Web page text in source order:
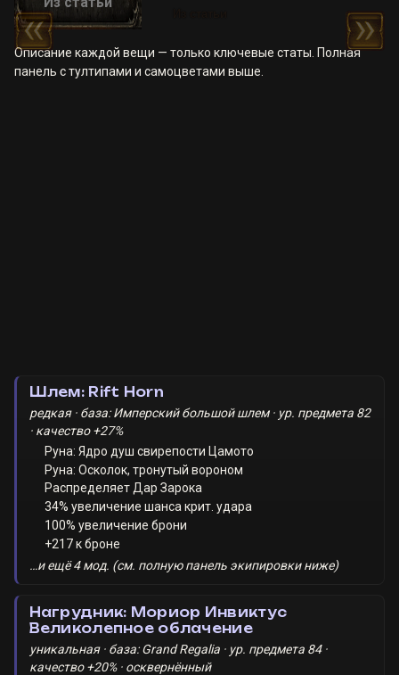
Описание каждой вещи — только ключевые статы. Полная
панель с тултипами и самоцветами выше.
Шлем: Rift Horn
редкая · база: Имперский большой шлем · ур. предмета 82
· качество +27%
Руна: Ядро душ свирепости Цамото
Руна: Осколок, тронутый вороном
Распределяет Дар Зарока
34% увеличение шанса крит. удара
100% увеличение брони
+217 к броне
…и ещё 4 мод. (см. полную панель экипировки ниже)
Нагрудник: Мориор Инвиктус
Великолепное облачение
уникальная · база: Grand Regalia · ур. предмета 84 ·
качество +20% · осквернённый